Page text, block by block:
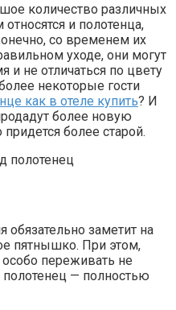
количество различных
и полотенца,
со временем их
уходе, они могут
и не отличаться по цвету
некоторые гости
как в отеле купить? И
более новую
более старой.
обязательно заметит на
пятнышко. При этом,
особо переживать не
— полностью